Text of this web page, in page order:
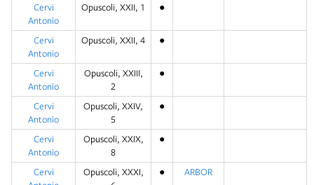
Cervi
Antonio
Opuscoli, XXII, 1 ●
Cervi
Antonio
Opuscoli, XXII, 4 ●
Cervi
Antonio
Opuscoli, XXIII,
2
●
Cervi
Antonio
Opuscoli, XXIV,
5
●
Cervi
Antonio
Opuscoli, XXIX,
8
●
Cervi
Opuscoli, XXXI,
● ARBOR